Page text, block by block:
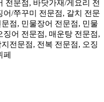
전문점, 바닷가재/게요리 전
/쭈꾸미 전문점, 갈치 전문
점, 민물장어 전문점, 민물
어 전문점, 매운탕 전문점,
전문점, 전복 전문점, 오징